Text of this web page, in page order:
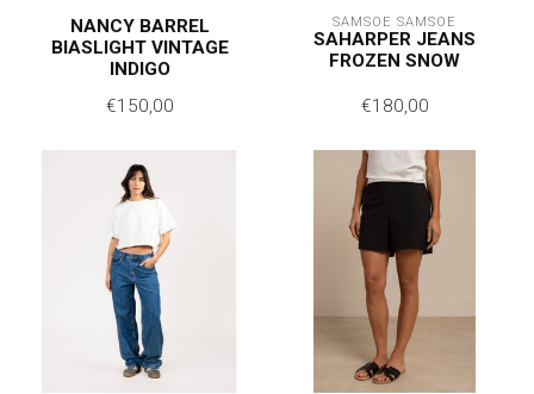
NANCY BARREL
BIASLIGHT VINTAGE
INDIGO
€150,00
SAMSOE SAMSOE
SAHARPER JEANS
FROZEN SNOW
€180,00